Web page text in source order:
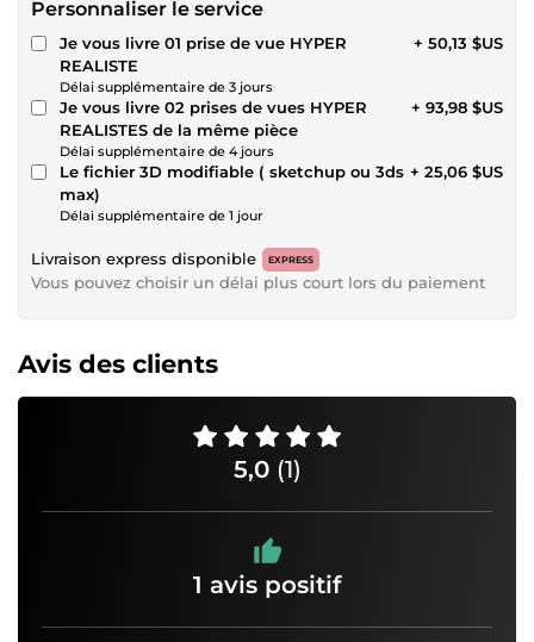
Personnaliser le service
Je vous livre 01 prise de vue HYPER
REALISTE
Délai supplémentaire de 3 jours
+ 50,13 $US
Je vous livre 02 prises de vues HYPER
REALISTES de la même pièce
Délai supplémentaire de 4 jours
+ 93,98 $US
Le fichier 3D modifiable ( sketchup ou 3ds
max)
Délai supplémentaire de 1 jour
+ 25,06 $US
Livraison express disponible EXPRESS
Vous pouvez choisir un délai plus court lors du paiement
Avis des clients
5,0 (1)
1 avis positif